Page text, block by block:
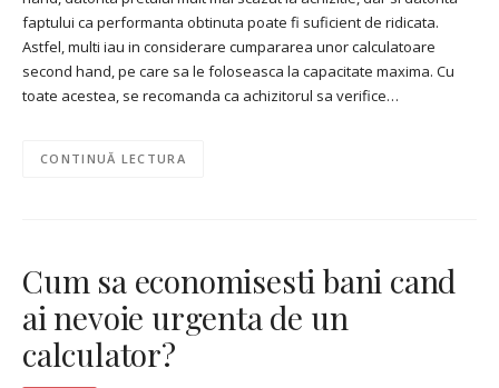
faptului ca performanta obtinuta poate fi suficient de ridicata.
Astfel, multi iau in considerare cumpararea unor calculatoare
second hand, pe care sa le foloseasca la capacitate maxima. Cu
toate acestea, se recomanda ca achizitorul sa verifice…
CONTINUĂ LECTURA
Cum sa economisesti bani cand
ai nevoie urgenta de un
calculator?